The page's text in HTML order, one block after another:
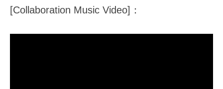
[Collaboration Music Video]：